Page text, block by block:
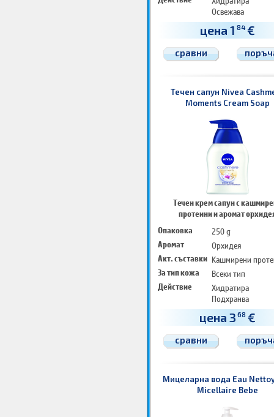
Освежава
Измива
цена 1 84 €
сравни
Течен сапун Nivea
Moments Cream Soap
Течен крем сапун с
протеини и аромат
Опаковка
250 g
Аромат
Орхидея
Акт. съставки Кашмирени
За тип кожа
Всеки тип
Действие
Хидратира
Подхранва
Защитава
цена 3 68 €
сравни
Мицеларна вода Eau
Micellaire Bebe